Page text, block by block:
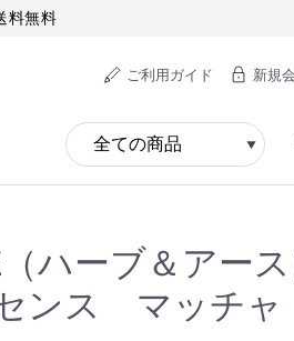
料無料
ご利用ガイド 新規
（ハーブ＆アー
ンス マッチ